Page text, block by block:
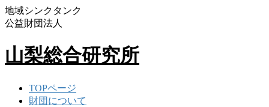
地域シンクタンク
公益財団法人
山梨総合研究所
TOPページ
財団について